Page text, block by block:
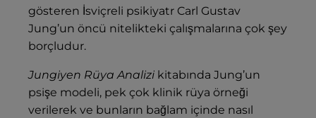
gösteren İsviçreli psikiyatr Carl Gustav
Jung’un öncü nitelikteki çalışmalarına çok şey
borçludur.
Jungiyen Rüya Analizi kitabında Jung’un
psişe modeli, pek çok klinik rüya örneği
verilerek ve bunların bağlam içinde nasıl